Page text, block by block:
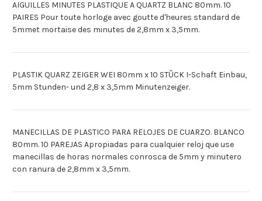
AIGUILLES MINUTES PLASTIQUE A QUARTZ BLANC 80mm. 10
PAIRES Pour toute horloge avec goutte d'heures standard de
5mmet mortaise des minutes de 2,8mm x 3,5mm.
PLASTIK QUARZ ZEIGER WEI 80mm x 10 STÛCK I-Schaft Einbau,
5mm Stunden- und 2,8 x 3,5mm Minutenzeiger.
MANECILLAS DE PLASTICO PARA RELOJES DE CUARZO. BLANCO
80mm. 10 PAREJAS Apropiadas para cualquier reloj que use
manecillas de horas normales conrosca de 5mm y minutero
con ranura de 2,8mm x 3,5mm.